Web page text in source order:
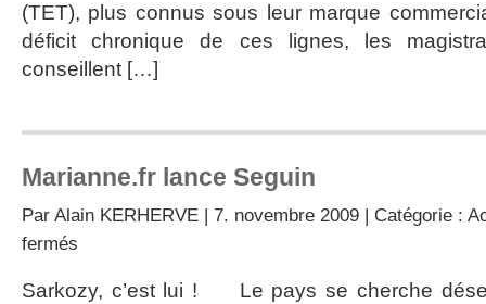
(TET), plus connus sous leur marque
déficit chronique de ces lignes, les
conseillent […]
Marianne.fr lance Seguin
Par Alain KERHERVE | 7. novembre 2009 | Catégorie :
fermés
Seguin
Sarkozy, c’est lui ! Le pays se cherche